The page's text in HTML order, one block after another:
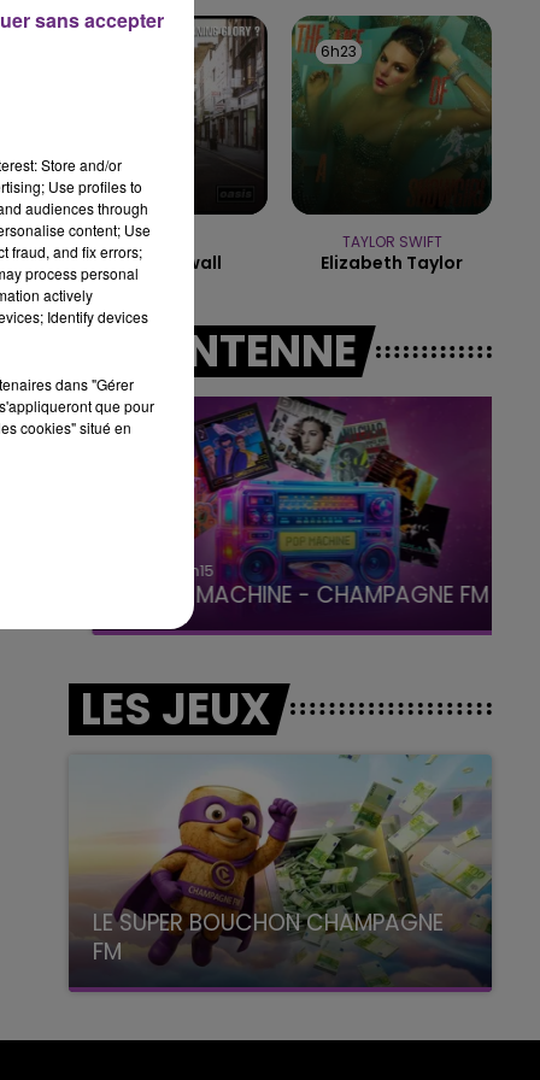
15h00 - 19h00
LE CLUB CHAMPAGNE FM
OASIS
Wonderwall
6h23
6h23
TAYLOR SWIFT
Elizabeth Taylor
A L'ANTENNE
LA POP MACHINE - CHAMPAGNE FM
LES JEUX
LE SUPER BOUCHON CHAMPAGNE
FM
avec La Famille Champagne FM, à 8H10
Store and/or
Use profiles to
audiences through
content; Use
fraud, and fix errors;
process personal
actively
Identify devices
dans "Gérer
que pour
cookies" situé en
sans accepter